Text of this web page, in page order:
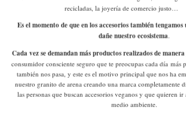
recicladas, la joyería de comercio
Es el momento de que en los accesorios también
dañe nuestro ecosistema.
Cada vez se demandan más productos realizados de
consumidor consciente seguro que te preocupas cada día
también nos pasa, y este es el motivo principal que nos ha
nuestro granito de arena creando una marca completamente
las personas que buscan accesorios veganos y que quieren
medio ambiente.